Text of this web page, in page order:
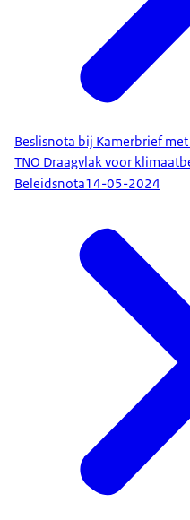
Beslisnota bij Kamerbrief
TNO Draagvlak voor
Beleidsnota14-05-2024